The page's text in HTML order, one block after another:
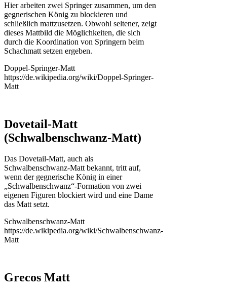
Hier arbeiten zwei Springer zusammen, um den
gegnerischen König zu blockieren und
schließlich mattzusetzen. Obwohl seltener, zeigt
dieses Mattbild die Möglichkeiten, die sich
durch die Koordination von Springern beim
Schachmatt setzen ergeben.
Doppel-Springer-Matt
https://de.wikipedia.org/wiki/Doppel-Springer-
Matt
Dovetail-Matt
(Schwalbenschwanz-Matt)
Das Dovetail-Matt, auch als
Schwalbenschwanz-Matt bekannt, tritt auf,
wenn der gegnerische König in einer
„Schwalbenschwanz“-Formation von zwei
eigenen Figuren blockiert wird und eine Dame
das Matt setzt.
Schwalbenschwanz-Matt
https://de.wikipedia.org/wiki/Schwalbenschwanz-
Matt
Grecos Matt